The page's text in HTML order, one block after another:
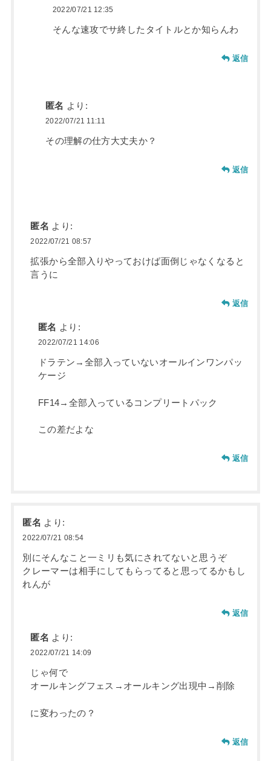
2022/07/21 12:35
そんな速攻でサ終したタイトルとか知らんわ
返信
匿名 より:
2022/07/21 11:11
その理解の仕方大丈夫か？
返信
匿名 より:
2022/07/21 08:57
拡張から全部入りやっておけば面倒じゃなくなると
言うに
返信
匿名 より:
2022/07/21 14:06
ドラテン→全部入っていないオールインワンパッ
ケージ
FF14→全部入っているコンプリートパック
この差だよな
返信
匿名 より:
2022/07/21 08:54
別にそんなこと一ミリも気にされてないと思うぞ
クレーマーは相手にしてもらってると思ってるかもし
れんが
返信
匿名 より:
2022/07/21 14:09
じゃ何で
オールキングフェス→オールキング出現中→削除
に変わったの？
返信